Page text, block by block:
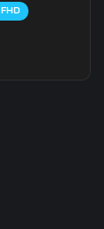
FHD